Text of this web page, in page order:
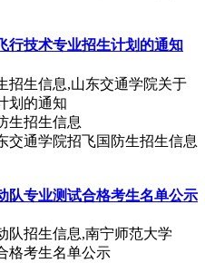
行技术专业招生计划的通知
招生信息,山东交通学院关于
划的通知
交通学院招飞国防生招生信息
队专业测试合格考生名单公示
队招生信息,南宁师范大学
格考生名单公示